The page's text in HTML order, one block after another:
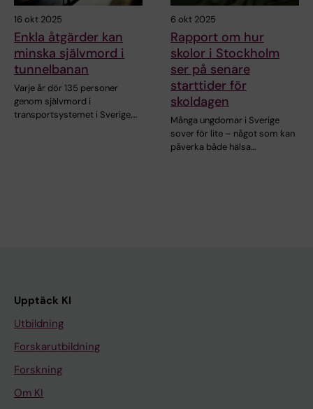
16 okt 2025
Enkla åtgärder kan
minska självmord i
tunnelbanan
Varje år dör 135 personer
genom självmord i
transportsystemet i Sverige,…
6 okt 2025
Rapport om hur
skolor i Stockholm
ser på senare
starttider för
skoldagen
Många ungdomar i Sverige
sover för lite – något som kan
påverka både hälsa…
Upptäck KI
Utbildning
Forskarutbildning
Forskning
Om KI